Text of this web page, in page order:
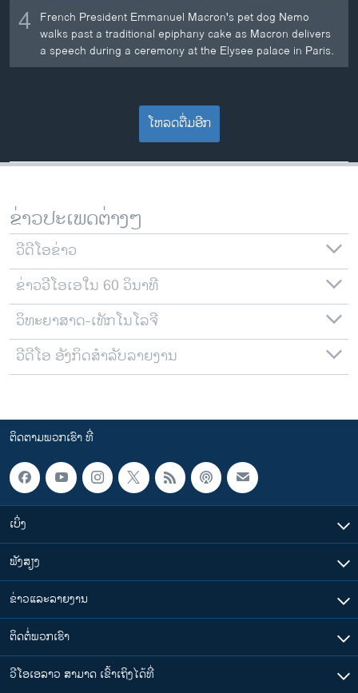
4 French President Emmanuel Macron's pet dog Nemo
walks past a traditional epiphany cake as Macron delivers
a speech during a ceremony at the Elysee palace in Paris.
ໂຫລດຕື່ມອີກ
ຂ່າວປະເພດຕ່າງໆ
ວີດີໂອຂ່າວ
ຂ່າວວີໂອເອໃນ 60 ວິນາທີ
ວິທະຍາສາດ-ເທັກໂນໂລຈີ
ວີດີໂອ ອັງກິດສຳລັບລາຍງານ
ຕິດຕາມພວກເຮົາ ທີ່
ເບິ່ງ
ຟັງສຽງ
ຂ່າວແລະລາຍງານ
ຕິດຕໍ່ພວກເຮົາ
ວີໂອເອລາວ ສາມາດ ເຂົ້າເຖິງໄດ້ທີ່